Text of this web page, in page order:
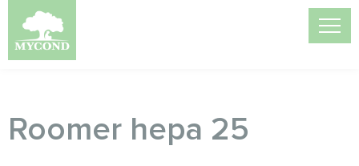
Roomer hepa 25